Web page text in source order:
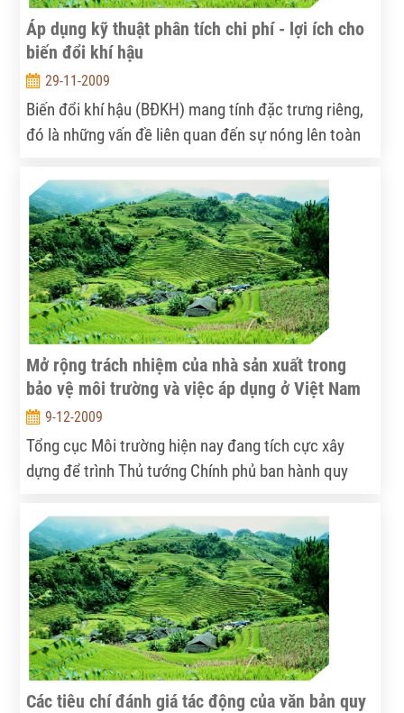
Áp dụng kỹ thuật phân tích chi phí - lợi ích cho
biến đổi khí hậu
29-11-2009
Biến đổi khí hậu (BĐKH) mang tính đặc trưng riêng,
đó là những vấn đề liên quan đến sự nóng lên toàn
thời tiết, làm đảo lộn mùa gây nhiễu loạn…
Mở rộng trách nhiệm của nhà sản xuất trong
bảo vệ môi trường và việc áp dụng ở Việt Nam
9-12-2009
Tổng cục Môi trường hiện nay đang tích cực xây
dựng để trình Thủ tướng Chính phủ ban hành quy
hoặc thải bỏ.
Các tiêu chí đánh giá tác động của văn bản quy